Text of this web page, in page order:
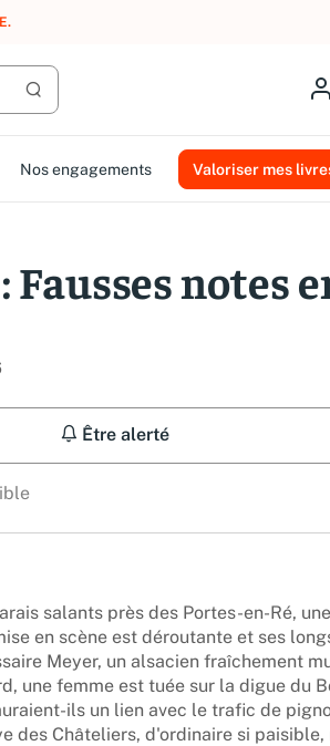
AMMAREAL.
Lancer la recherche
Nos engagements Valoriser mes
Fausses notes
Être alerté
salants près des Portes-en-Ré,
en scène est déroutante et ses
Meyer, un alsacien fraîchement
une femme est tuée sur la digue du
ils un lien avec le trafic de
des Châteliers, d'ordinaire si paisible,